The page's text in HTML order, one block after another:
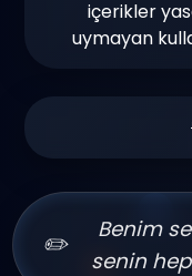
içerikler
uymayan
✏️
Benim
senin